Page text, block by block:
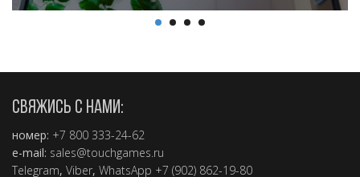
СВЯЖИСЬ С НАМИ:
номер: +7 800 333-24-62
e-mail: sales@touchgames.ru
Telegram, Viber, WhatsApp +7 (902) 862-19-80